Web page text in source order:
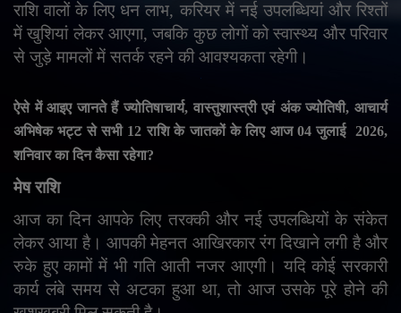
ई-पेपर
English Arabic
राशि वालों के लिए धन लाभ, करियर में नई उपलब्धियां और रिश्तों
में खुशियां लेकर आएगा,जबकि कुछ लोगों को स्वास्थ्य और परिवार
से जुड़े मामलों में सतर्क रहने की आवश्यकता रहेगी।
ऐसे में आइए जानते हैं ज्योतिषाचार्य, वास्तुशास्त्री एवं अंक ज्योतिषी,आचार्य
अभिषेक भट्ट से सभी 12 राशि के जातकों के लिए आज 04जुलाई
2026,
शनिवार का दिन कैसा रहेगा?
मेष राशि
आज का दिन आपके लिए तरक्की और नई उपलब्धियों के संकेत
लेकर आया है। आपकी मेहनत आखिरकार रंग दिखाने लगी है और
रुके हुए कामों में भी गति आती नजर आएगी। यदि कोई सरकारी
कार्य लंबे समय से अटका हुआ था,तो आज उसके पूरे होने की